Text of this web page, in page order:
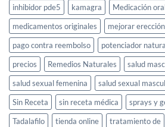
inhibidor pde5
kamagra Medicación
medicamentos originales
mejorar erección
pago contra reembolso
potenciador
precios
Remedios Naturales salud
salud sexual femenina
salud sexual
Sin Receta
sin receta médica sprays y
Tadalafilo
tienda online tratamiento de